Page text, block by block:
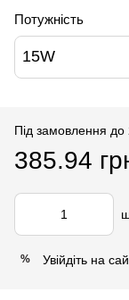
Потужність
15W
Під замовлення до
385.94
% Увійдіть на